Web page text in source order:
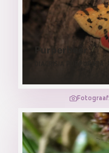
Purperbeer
DIACRISIA PURPURATA